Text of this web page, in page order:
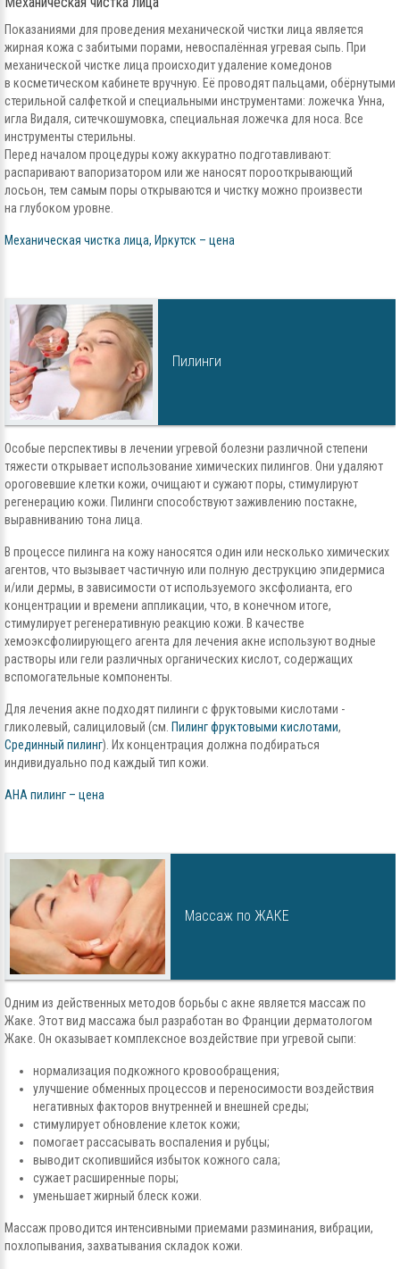
Показаниями для проведения механической чистки лица является
жирная кожа с забитыми порами, невоспалённая угревая сыпь. При
механической чистке лица происходит удаление комедонов
в косметическом кабинете вручную. Её проводят пальцами, обёрнутыми
стерильной салфеткой и специальными инструментами: ложечка Унна,
игла Видаля, ситечкошумовка, специальная ложечка для носа. Все
инструменты стерильны.
Перед началом процедуры кожу аккуратно подготавливают:
распаривают вапоризатором или же наносят порооткрывающий
лосьон, тем самым поры открываются и чистку можно произвести
на глубоком уровне.
Механическая чистка лица, Иркутск – цена
Пилинги
Особые перспективы в лечении угревой болезни различной степени
тяжести открывает использование химических пилингов. Они удаляют
ороговевшие клетки кожи, очищают и сужают поры, стимулируют
регенерацию кожи. Пилинги способствуют заживлению постакне,
выравниванию тона лица.
В процессе пилинга на кожу наносятся один или несколько химических
агентов, что вызывает частичную или полную деструкцию эпидермиса
и/или дермы, в зависимости от используемого эксфолианта, его
концентрации и времени аппликации, что, в конечном итоге,
стимулирует регенеративную реакцию кожи. В качестве
хемоэксфолиирующего агента для лечения акне используют водные
растворы или гели различных органических кислот, содержащих
вспомогательные компоненты.
Для лечения акне подходят пилинги с фруктовыми кислотами -
гликолевый, салициловый (см. Пилинг фруктовыми кислотами,
Срединный пилинг). Их концентрация должна подбираться
индивидуально под каждый тип кожи.
АНА пилинг – цена
Массаж по ЖАКЕ
Одним из действенных методов борьбы с акне является массаж по
Жаке. Этот вид массажа был разработан во Франции дерматологом
Жаке. Он оказывает комплексное воздействие при угревой сыпи:
нормализация подкожного кровообращения;
улучшение обменных процессов и переносимости воздействия
негативных факторов внутренней и внешней среды;
стимулирует обновление клеток кожи;
помогает рассасывать воспаления и рубцы;
выводит скопившийся избыток кожного сала;
сужает расширенные поры;
уменьшает жирный блеск кожи.
Массаж проводится интенсивными приемами разминания, вибрации,
похлопывания, захватывания складок кожи.